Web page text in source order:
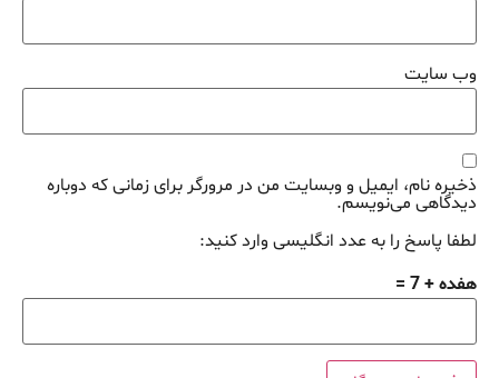
وب‌ سایت
ذخیره نام، ایمیل و وبسایت من در مرورگر برای زمانی که دوباره
دیدگاهی می‌نویسم.
لطفا پاسخ را به عدد انگلیسی وارد کنید:
هفده + 7 =